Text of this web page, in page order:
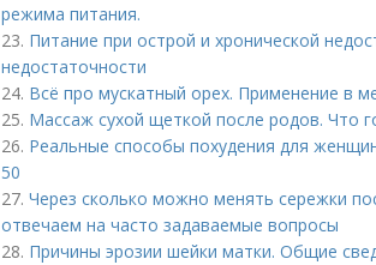
режима питания.
23. Питание при острой и хронической
недостаточности
24. Всё про мускатный орех. Применение в
25. Массаж сухой щеткой после родов. Что
26. Реальные способы похудения для
50
27. Через сколько можно менять сережки
отвечаем на часто задаваемые вопросы
28. Причины эрозии шейки матки. Общие